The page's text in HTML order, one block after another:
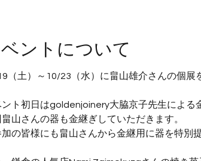
ントについて
（土）～10/23（水）に畠山雄介さんの個展
ント初日はgoldenjoinery大脇京子先生による
山さんの器も金継ぎしていただきます。
加の皆様にも畠山さんから金継用に器を特別